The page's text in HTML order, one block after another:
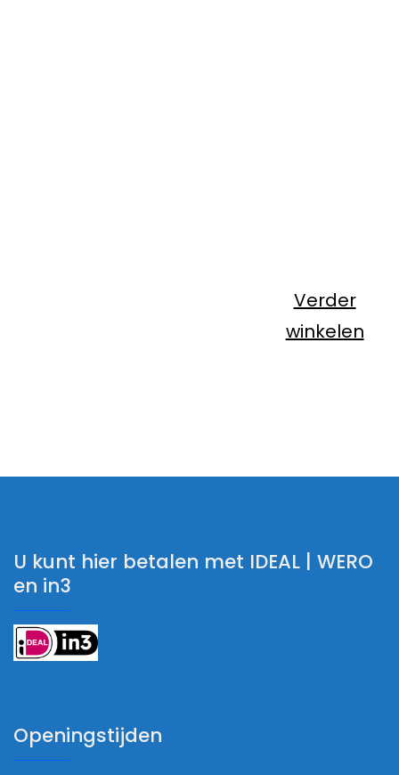
Verder
winkelen
U kunt hier betalen met IDEAL | WERO
en in3
Openingstijden